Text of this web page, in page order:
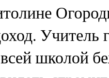
Учитель
школой